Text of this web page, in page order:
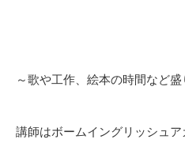
～歌や工作、絵本の時間など盛
講師はボームイングリッシュ